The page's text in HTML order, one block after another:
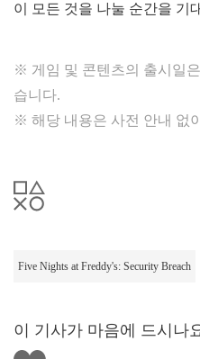
이 모든 것을 나눌 순간을 기
※ 게임 및 콘텐츠의 출시일
습니다.
※ 해당 내용은 사전 안내 없
Five Nights at Freddy's: Security Breach
이 기사가 마음에 드시나